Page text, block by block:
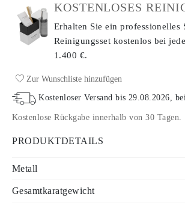
KOSTENLOSES
Erhalten Sie ein professionelles
Reinigungsset kostenlos bei
1.400 €.
Zur Wunschliste hinzufügen
Kostenloser Versand bis29.08.2026,
Kostenlose Rückgabe innerhalb von 30 Tagen.
PRODUKTDETAILS
Metall
Gesamtkaratgewicht